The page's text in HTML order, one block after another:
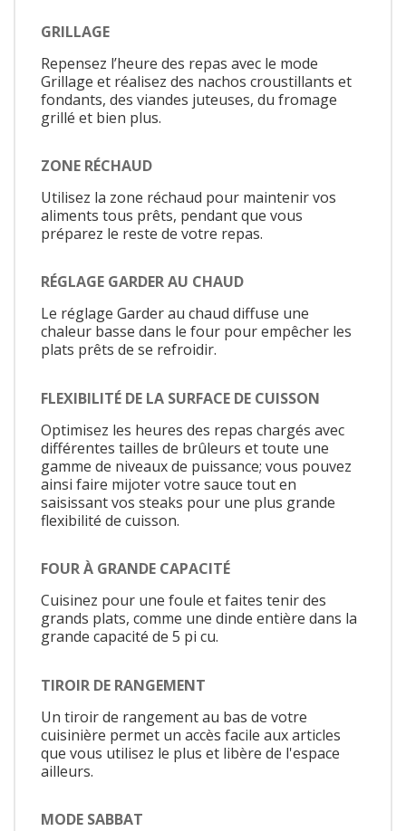
GRILLAGE
Repensez l’heure des repas avec le mode
Grillage et réalisez des nachos croustillants et
fondants, des viandes juteuses, du fromage
grillé et bien plus.
ZONE RÉCHAUD
Utilisez la zone réchaud pour maintenir vos
aliments tous prêts, pendant que vous
préparez le reste de votre repas.
RÉGLAGE GARDER AU CHAUD
Le réglage Garder au chaud diffuse une
chaleur basse dans le four pour empêcher les
plats prêts de se refroidir.
FLEXIBILITÉ DE LA SURFACE DE CUISSON
Optimisez les heures des repas chargés avec
différentes tailles de brûleurs et toute une
gamme de niveaux de puissance; vous pouvez
ainsi faire mijoter votre sauce tout en
saisissant vos steaks pour une plus grande
flexibilité de cuisson.
FOUR À GRANDE CAPACITÉ
Cuisinez pour une foule et faites tenir des
grands plats, comme une dinde entière dans la
grande capacité de 5 pi cu.
TIROIR DE RANGEMENT
Un tiroir de rangement au bas de votre
cuisinière permet un accès facile aux articles
que vous utilisez le plus et libère de l'espace
ailleurs.
MODE SABBAT